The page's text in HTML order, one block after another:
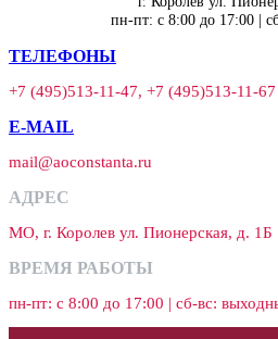
пн-пт: с 8:00 до 17:00 |
ТЕЛЕФОНЫ
+7 (495)513-11-47, +7 (495)513-11-67
E-MAIL
mail@aoconstanta.ru
АДРЕС
МО, г. Королев ул. Пионерская, д. 1Б
ВРЕМЯ РАБОТЫ
пн-пт: с 8:00 до 17:00 | сб-вс: